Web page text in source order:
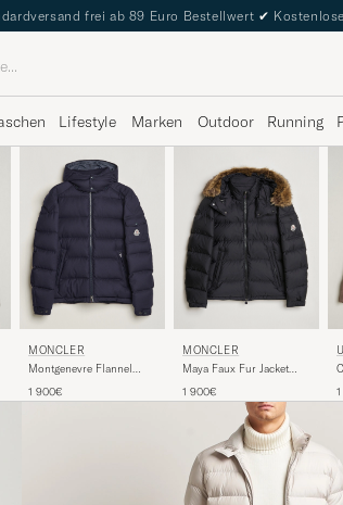
frei ab 89 Euro Bestellwert ✔
Lifestyle Marken Outdoor Running
MONCLER
Montgenevre Flannel
1 900€
MONCLER
Maya Faux Fur Jacket
1 900€